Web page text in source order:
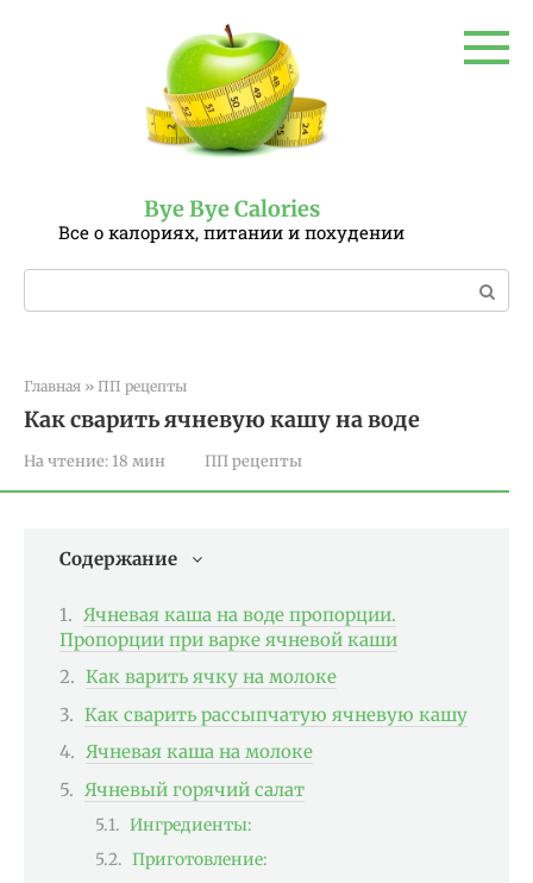
Bye Bye Calories
Все о калориях, питании и похудении
Поиск:
Главная » ПП рецепты
Как сварить ячневую кашу на воде
На чтение: 18 мин ПП рецепты
Содержание
Ячневая каша на воде пропорции.
Пропорции при варке ячневой каши
Как варить ячку на молоке
Как сварить рассыпчатую ячневую кашу
Ячневая каша на молоке
Ячневый горячий салат
Ингредиенты:
Приготовление: